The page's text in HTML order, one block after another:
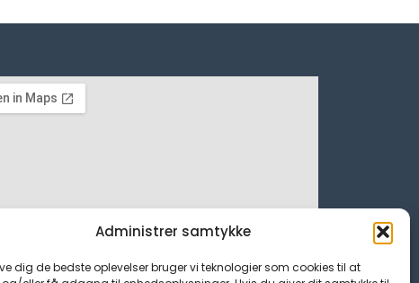
Administrer samtykke
dig de bedste oplevelser bruger vi teknologier som cookies til at